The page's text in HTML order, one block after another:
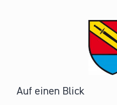
Auf einen Blick